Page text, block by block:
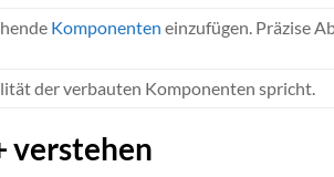
Komponenten einzufügen. Präzise
der verbauten Komponenten spricht.
verstehen